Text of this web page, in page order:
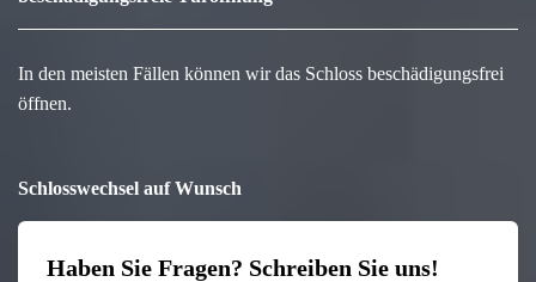
In den meisten Fällen können wir das Schloss beschädigungsfrei
öffnen.
Schlosswechsel auf Wunsch
Haben Sie Fragen? Schreiben Sie uns!